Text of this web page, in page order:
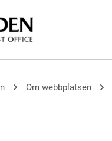
Om webbplatsen